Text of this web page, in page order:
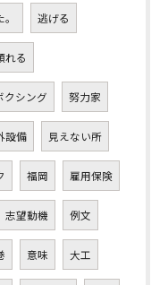
逃げる
れる
クシング 努力家
設備 見えない所
福岡 雇用保険
志望動機 例文
意味 大工